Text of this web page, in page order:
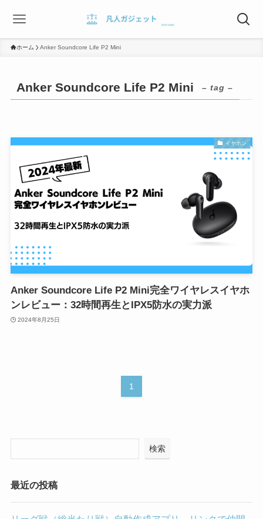
ホーム Anker Soundcore Life P2 Mini
Anker Soundcore Life P2 Mini – tag –
イヤホン
Anker Soundcore Life P2 Mini完全ワイヤレスイヤホ
ンレビュー：32時間再生とIPX5防水の実力派
2024年8月25日
1
検索
最近の投稿